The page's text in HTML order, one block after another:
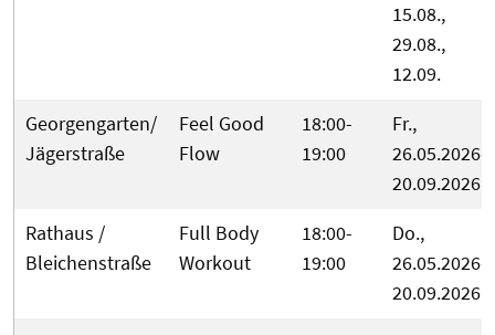
15.08.,
29.08.,
12.09.
Georgengarten/
Jägerstraße
Feel Good
Flow
18:00-
19:00
Fr.,
26.05.2026-
20.09.2026
Rathaus /
Bleichenstraße
Full Body
Workout
18:00-
19:00
Do.,
26.05.2026-
20.09.2026